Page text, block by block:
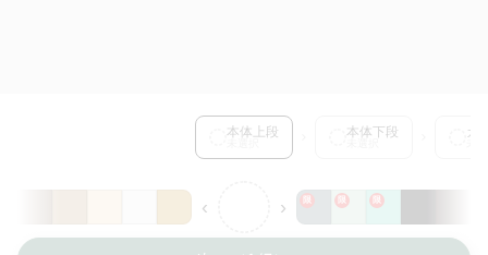
本体上段 本体下段 カ
限 限 限
‹ ›